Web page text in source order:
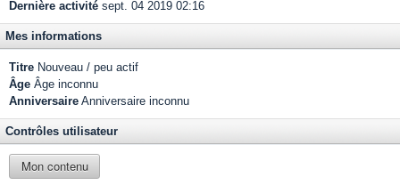
Dernière activité sept. 04 2019 02:16
Mes informations
Titre Nouveau / peu actif
Âge Âge inconnu
Anniversaire Anniversaire inconnu
Contrôles utilisateur
Mon contenu